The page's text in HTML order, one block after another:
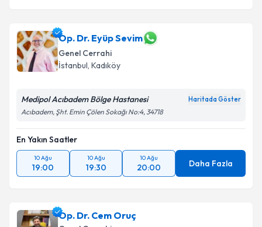
Op. Dr. Eyüp Sevim
Genel Cerrahi
İstanbul, Kadıköy
Medipol Acıbadem Bölge Hastanesi Haritada Göster
Acıbadem, Şht. Emin Çölen Sokağı No:4, 34718
En Yakın Saatler
10 Ağu
19:00
10 Ağu
19:30
10 Ağu
20:00 Daha Fazla
Op. Dr. Cem Oruç